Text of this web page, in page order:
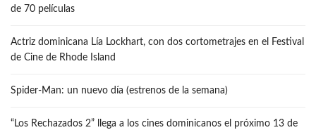
de 70 películas
Actriz dominicana Lía Lockhart, con dos cortometrajes en el Festival
de Cine de Rhode Island
Spider-Man: un nuevo día (estrenos de la semana)
“Los Rechazados 2” llega a los cines dominicanos el próximo 13 de